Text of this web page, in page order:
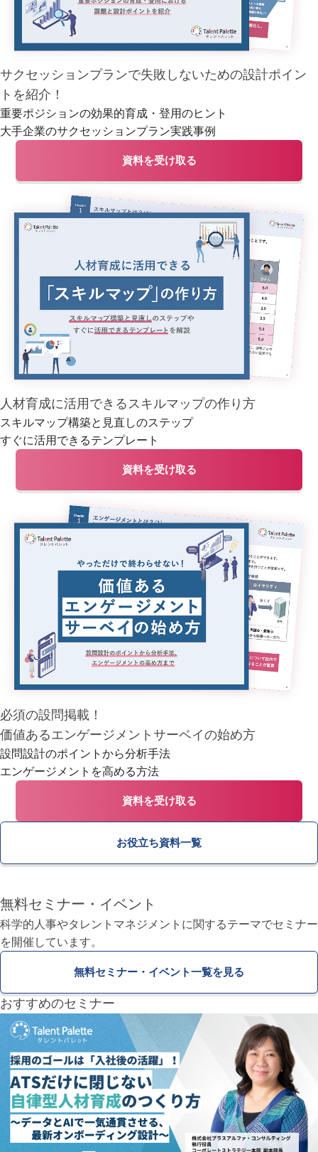
サクセッションプランで失敗しないための設計ポイン
トを紹介！
重要ポジションの効果的育成・登用のヒント
大手企業のサクセッションプラン実践事例
資料を受け取る
人材育成に活用できるスキルマップの作り方
スキルマップ構築と見直しのステップ
すぐに活用できるテンプレート
資料を受け取る
必須の設問掲載！
価値あるエンゲージメントサーベイの始め方
設問設計のポイントから分析手法
エンゲージメントを高める方法
資料を受け取る
お役立ち資料一覧
無料セミナー・イベント
科学的人事やタレントマネジメントに関するテーマでセミナー
を開催しています。
無料セミナー・イベント一覧を見る
おすすめのセミナー